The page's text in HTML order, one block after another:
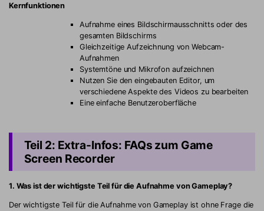
Kernfunktionen
Aufnahme eines Bildschirmausschnitts oder des
gesamten Bildschirms
Gleichzeitige Aufzeichnung von Webcam-
Aufnahmen
Systemtöne und Mikrofon aufzeichnen
Nutzen Sie den eingebauten Editor, um
verschiedene Aspekte des Videos zu bearbeiten
Eine einfache Benutzeroberfläche
Teil 2: Extra-Infos: FAQs zum Game
Screen Recorder
1. Was ist der wichtigste Teil für die Aufnahme von Gameplay?
Der wichtigste Teil für die Aufnahme von Gameplay ist ohne Frage die